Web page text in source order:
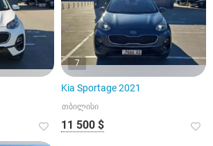
7
Kia Sportage 2021
თბილისი
11 500 $